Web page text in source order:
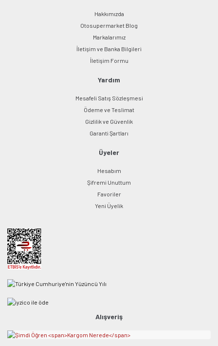
Gönder
Hakkımızda
Otosupermarket Blog
Markalarımız
İletişim ve Banka Bilgileri
İletişim Formu
Yardım
Mesafeli Satış Sözleşmesi
Ödeme ve Teslimat
Gizlilik ve Güvenlik
Garanti Şartları
Üyeler
Hesabım
Şifremi Unuttum
Favoriler
Yeni Üyelik
Alışveriş